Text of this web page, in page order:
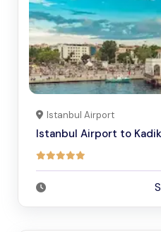
Istanbul Airport
Istanbul Airport to